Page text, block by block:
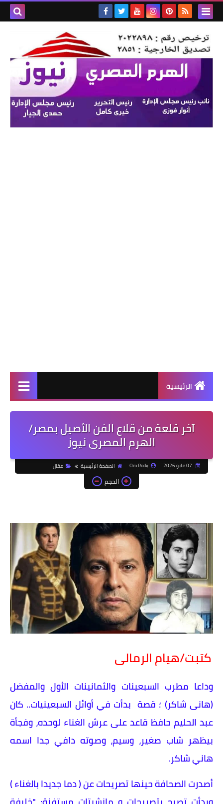
الرئيسية
آخر قلعة من قلاع الفن الأصيل بمصر/
الهرم المصرى نيوز
Om Rody الصفحة الرئيسية مقال
الحجم
كتبت/هيام الرمالى
وداعا مطرب السبعينات والثمانينات الأول والمفضل
(هانى شاكر) ؛ قصة بدأت في أوائل السبعينيات.. كان
عبد الحليم حافظ قاعد على عرش الغناء لوحده، وفجأة
بيظهر شاب صغير، وسيم، وصوته دافي جدا اسمه
هاني شاكر.
أصدرت الصحافة حينها تصريحات عن ( دما جديدا بالغناء )